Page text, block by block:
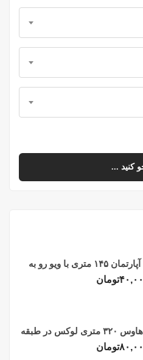
کنید ...
فروش واحد آپارتمان ۱۴۵ متری با ویو رو به
تومان
فروش پنت هاوس ۳۲۰ متری لوکس در طبقه
تومان